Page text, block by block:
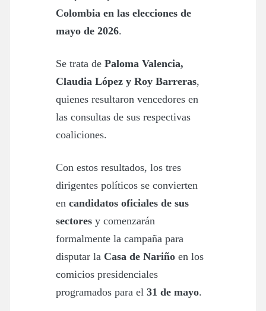
Colombia en las elecciones de
mayo de 2026.
Se trata de Paloma Valencia,
Claudia López y Roy Barreras,
quienes resultaron vencedores en
las consultas de sus respectivas
coaliciones.
Con estos resultados, los tres
dirigentes políticos se convierten
en candidatos oficiales de sus
sectores y comenzarán
formalmente la campaña para
disputar la Casa de Nariño en los
comicios presidenciales
programados para el 31 de mayo.